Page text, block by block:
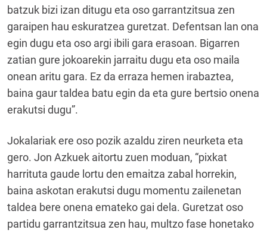
batzuk bizi izan ditugu eta oso garrantzitsua zen
garaipen hau eskuratzea guretzat. Defentsan lan ona
egin dugu eta oso argi ibili gara erasoan. Bigarren
zatian gure jokoarekin jarraitu dugu eta oso maila
onean aritu gara. Ez da erraza hemen irabaztea,
baina gaur taldea batu egin da eta gure bertsio onena
erakutsi dugu”.
Jokalariak ere oso pozik azaldu ziren neurketa eta
gero. Jon Azkuek aitortu zuen moduan, “pixkat
harrituta gaude lortu den emaitza zabal horrekin,
baina askotan erakutsi dugu momentu zailenetan
taldea bere onena emateko gai dela. Guretzat oso
partidu garrantzitsua zen hau, multzo fase honetako